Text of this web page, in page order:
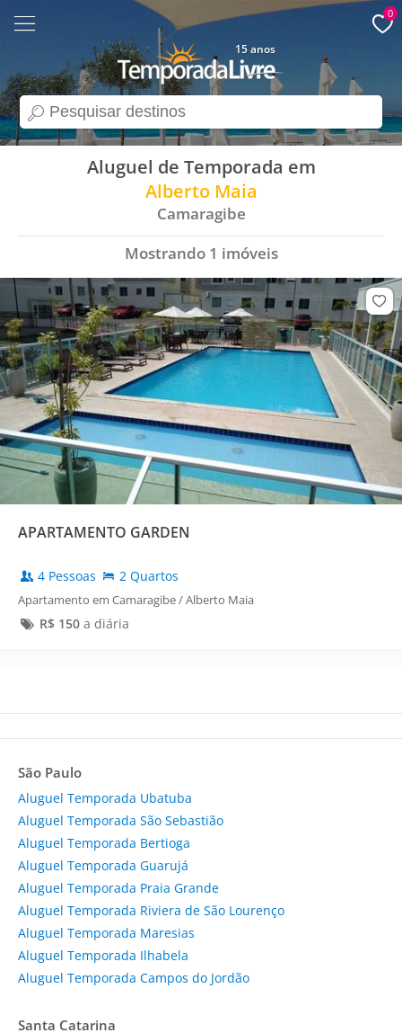
search
15 anos
0
Aluguel de Temporada em
Alberto Maia
Camaragibe
Mostrando 1 imóveis
APARTAMENTO GARDEN
4 Pessoas 2 Quartos
Apartamento em Camaragibe / Alberto Maia
R$ 150a diária
São Paulo
Aluguel Temporada Ubatuba
Aluguel Temporada São Sebastião
Aluguel Temporada Bertioga
Aluguel Temporada Guarujá
Aluguel Temporada Praia Grande
Aluguel Temporada Riviera de São Lourenço
Aluguel Temporada Maresias
Aluguel Temporada Ilhabela
Aluguel Temporada Campos do Jordão
Santa Catarina